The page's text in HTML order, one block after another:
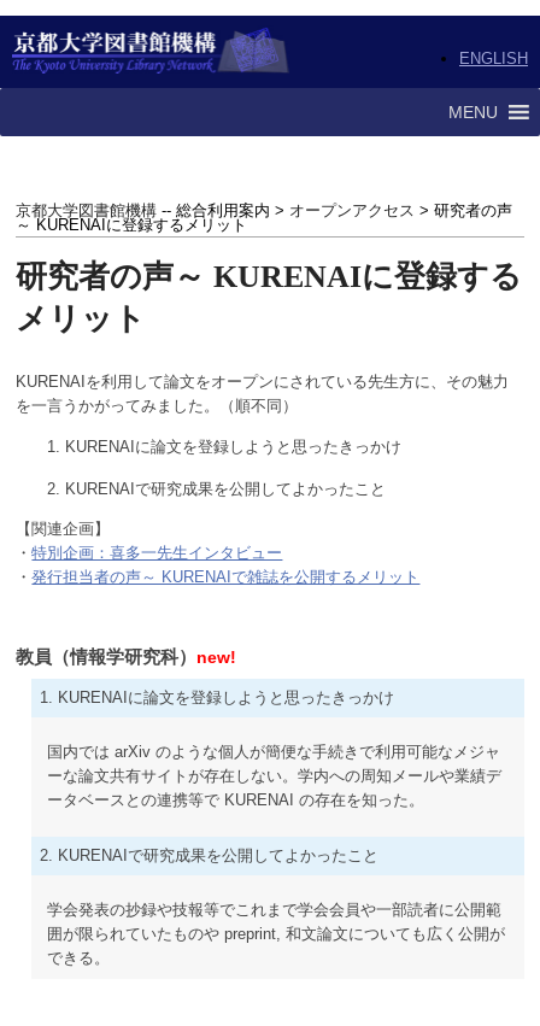
ENGLISH
MENU
京都大学図書館機構 -- 総合利用案内 > オープンアクセス > 研究者の声
～ KURENAIに登録するメリット
研究者の声～ KURENAIに登録する
メリット
KURENAIを利用して論文をオープンにされている先生方に、その魅力
を一言うかがってみました。（順不同）
KURENAIに論文を登録しようと思ったきっかけ
KURENAIで研究成果を公開してよかったこと
【関連企画】
・特別企画：喜多一先生インタビュー
・発行担当者の声～ KURENAIで雑誌を公開するメリット
教員（情報学研究科） new!
1. KURENAIに論文を登録しようと思ったきっかけ
国内では arXiv のような個人が簡便な手続きで利用可能なメジャ
ーな論文共有サイトが存在しない。学内への周知メールや業績デ
ータベースとの連携等で KURENAI の存在を知った。
2. KURENAIで研究成果を公開してよかったこと
学会発表の抄録や技報等でこれまで学会会員や一部読者に公開範
囲が限られていたものや preprint, 和文論文についても広く公開が
できる。